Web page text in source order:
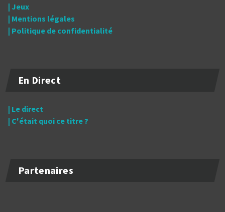
| Jeux
| Mentions légales
| Politique de confidentialité
En Direct
| Le direct
| C'était quoi ce titre ?
Partenaires